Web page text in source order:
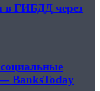
в ГИБДД через
BanksToday